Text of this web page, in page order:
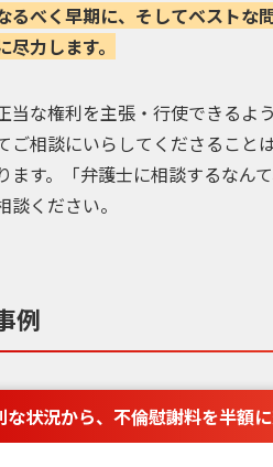
るべく早期に、そしてベストな
力します。
当な権利を主張・行使できるよ
ご相談にいらしてくださること
ます。「弁護士に相談するなん
ください。
例
な状況から、不倫慰謝料を半額